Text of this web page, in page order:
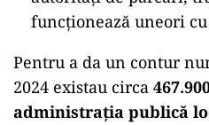
funcționează uneori
Pentru a da un contur
2024 existau circa
administrația publică